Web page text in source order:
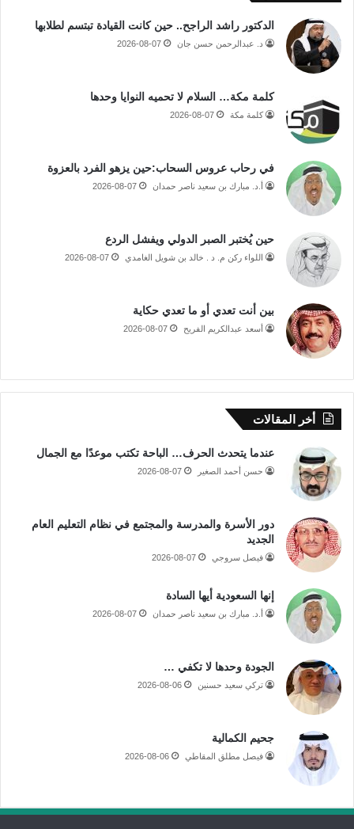
الدكتور راشد الراجح.. حين كانت القيادة تبتسم لطلابها
د. عبدالرحمن حسن جان 2026-08-07
كلمة مكة… السلام لا تحميه النوايا وحدها
كلمة مكة 2026-08-07
في رحاب عروس السحاب:حين يزهو الفرد بالعزوة
أ.د. مبارك بن سعيد ناصر حمدان 2026-08-07
حين يُختبر الصبر الدولي ويفشل الردع
اللواء ركن م. د . خالد بن شويل الغامدي 2026-08-07
بين أنت تعدي أو ما تعدي حكاية
أسعد عبدالكريم الفريح 2026-08-07
أخر المقالات
عندما يتحدث الحرف… الباحة تكتب موعدًا مع الجمال
حسن أحمد الصغير 2026-08-07
دور الأسرة والمدرسة والمجتمع في نظام التعليم العام
الجديد
فيصل سروجي 2026-08-07
إنها السعودية أيها السادة
أ.د. مبارك بن سعيد ناصر حمدان 2026-08-07
الجودة وحدها لا تكفي …
تركي سعيد حسنين 2026-08-06
جحيم الكمالية
فيصل مطلق المقاطي 2026-08-06